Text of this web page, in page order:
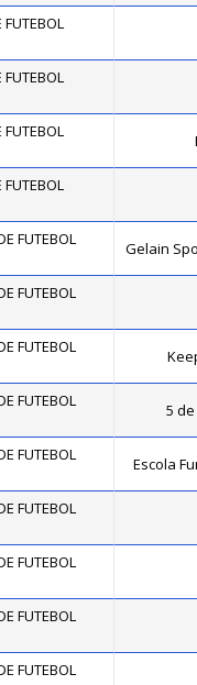
FUTEBOL
Gelain
FUTEBOL
FUTEBOL
FUTEBOL
5 de
FUTEBOL
Escola
FUTEBOL
FUTEBOL
FUTEBOL
FUTEBOL